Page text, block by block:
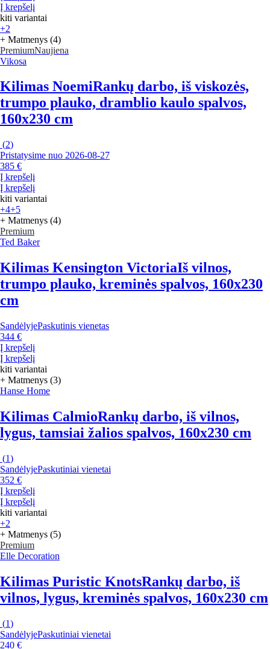
Į krepšelį
kiti variantai
+2
+ Matmenys (4)
PremiumNaujiena
Vikosa
Kilimas NoemiRankų darbo, iš viskozės,
trumpo plauko, dramblio kaulo spalvos,
160x230 cm
(2)
Pristatysime nuo 2026‑08‑27
385 €
Į krepšelį
Į krepšelį
kiti variantai
+4+5
+ Matmenys (4)
Premium
Ted Baker
Kilimas Kensington VictoriaIš vilnos,
trumpo plauko, kreminės spalvos, 160x230
cm
SandėlyjePaskutinis vienetas
344 €
Į krepšelį
Į krepšelį
kiti variantai
+ Matmenys (3)
Hanse Home
Kilimas CalmioRankų darbo, iš vilnos,
lygus, tamsiai žalios spalvos, 160x230 cm
(1)
SandėlyjePaskutiniai vienetai
352 €
Į krepšelį
Į krepšelį
kiti variantai
+2
+ Matmenys (5)
Premium
Elle Decoration
Kilimas Puristic KnotsRankų darbo, iš
vilnos, lygus, kreminės spalvos, 160x230 cm
(1)
SandėlyjePaskutiniai vienetai
240 €